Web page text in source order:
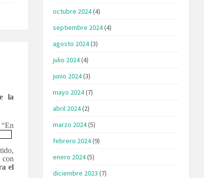
la
con
el
octubre 2024(4)
septiembre 2024(4)
agosto 2024(3)
julio 2024(4)
junio 2024(3)
mayo 2024(7)
abril 2024(2)
marzo 2024(5)
febrero 2024(9)
enero 2024(5)
diciembre 2023 (7)